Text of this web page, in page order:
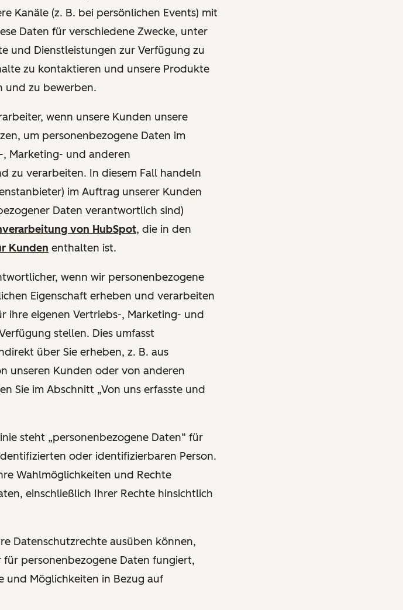
Kanäle (z. B. bei persönlichen Events) mit
Daten für verschiedene Zwecke, unter
und Dienstleistungen zur Verfügung zu
zu kontaktieren und unsere Produkte
und zu bewerben.
wenn unsere Kunden unsere
um personenbezogene Daten im
Marketing- und anderen
zu verarbeiten. In diesem Fall handeln
im Auftrag unserer Kunden
Daten verantwortlich sind)
von HubSpot, die in den
Kunden enthalten ist.
wenn wir personenbezogene
Eigenschaft erheben und verarbeiten
ihre eigenen Vertriebs-, Marketing- und
stellen. Dies umfasst
über Sie erheben, z. B. aus
unseren Kunden oder von anderen
Sie im Abschnitt „Von uns erfasste und
steht „personenbezogene Daten“ für
oder identifizierbaren Person.
Wahlmöglichkeiten und Rechte
einschließlich Ihrer Rechte hinsichtlich
Datenschutzrechte ausüben können,
personenbezogene Daten fungiert,
und Möglichkeiten in Bezug auf